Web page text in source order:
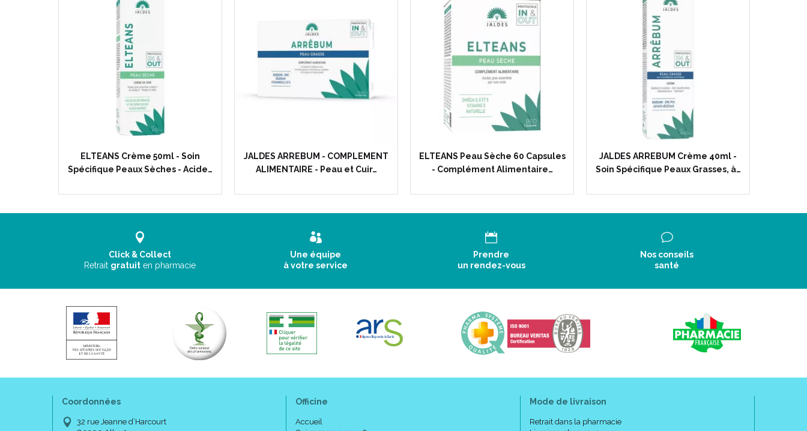
ELTEANS Crème 50ml - Soin
Spécifique Peaux Sèches - Acide…
JALDES ARREBUM - COMPLEMENT
ALIMENTAIRE - Peau et Cuir…
ELTEANS Peau Sèche 60 Capsules
- Complément Alimentaire…
JALDES ARREBUM Crème 40ml -
Soin Spécifique Peaux Grasses, à…
Click & Collect
Retrait gratuit en pharmacie
Une équipe
à votre service
Prendre
un rendez-vous
Nos conseils
santé
Coordonnées
32 rue Jeanne d’Harcourt
Officine
Accueil
Mode de livraison
Retrait dans la pharmacie